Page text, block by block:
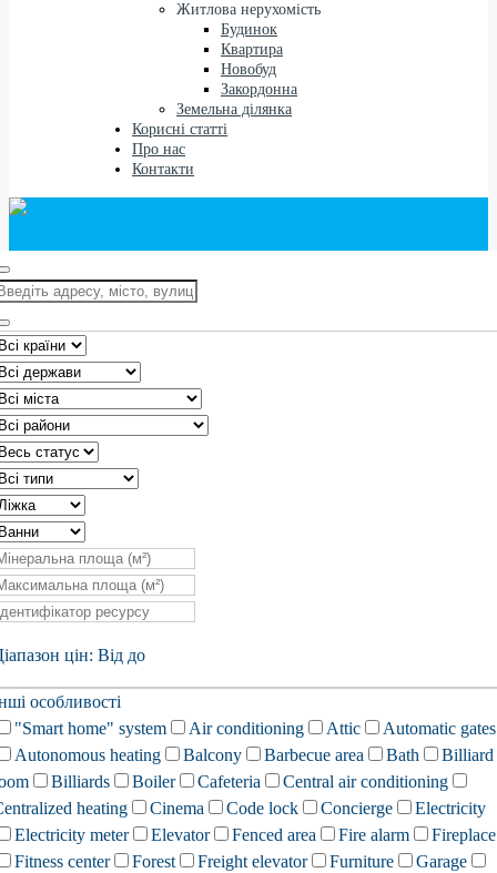
Житлова нерухомість
Будинок
Квартира
Новобуд
Закордонна
Земельна ділянка
Корисні статті
Про нас
Контакти
цін: Від до
особливості
"Smart home" system
Air conditioning Attic
Automatic gates
Autonomous heating
Balcony Barbecue area Bath
Billiard
Billiards Boiler Cafeteria
Central air conditioning
heating
Cinema Code lock Concierge
Electricity
Electricity meter
Elevator Fenced area Fire alarm
Fireplace
Fitness center
Forest Freight elevator Furniture
Garage